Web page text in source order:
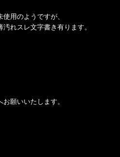
用のようですが、
れスレ文字書き有ります。
願いいたします。